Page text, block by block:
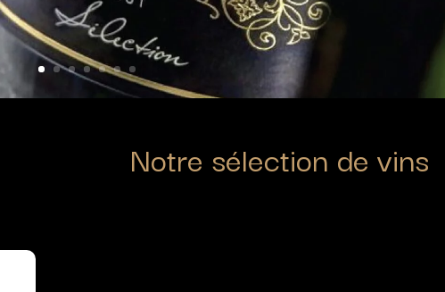
Notre sélection de vins